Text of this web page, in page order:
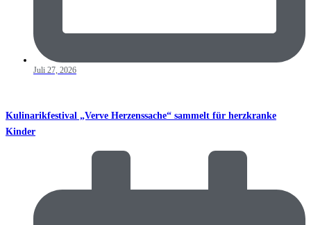
Juli 27, 2026
Kulinarikfestival „Verve Herzenssache“ sammelt für herzkranke
Kinder